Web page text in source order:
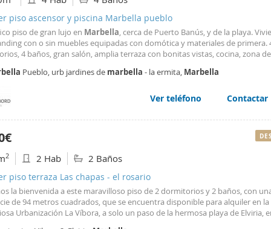
piso ascensor y piscina Marbella pueblo
piso de gran lujo en Marbella, cerca de Puerto Banús, y de la playa.
con o sin muebles equipadas con domótica y materiales de primera.
4 baños, gran salón, amplia terraza con bonitas vistas, cocina, zona
sauna, jacuzzi, seguridad 24hs. Con muebles.
Pueblo, urb jardines de marbella - la ermita, Marbella
Ver teléfono Contactar
2 2 Hab 2 Baños
piso terraza Las chapas - el rosario
la bienvenida a este maravilloso piso de 2 dormitorios y 2 baños, con
de 94 metros cuadrados, que se encuentra disponible para alquiler en la
Urbanización La Víbora, a solo un paso de la hermosa playa de Elviria,